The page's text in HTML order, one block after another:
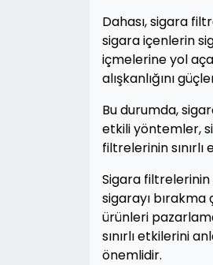
Dahası, sigara
sigara içenlerin
içmelerine yol
alışkanlığını
Bu durumda,
etkili yöntemler,
filtrelerinin sınırlı
Sigara filtrelerinin
sigarayı
ürünleri
sınırlı etkilerini
önemlidir.